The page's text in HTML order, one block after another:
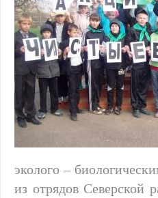
эколого –
из отрядов Северской